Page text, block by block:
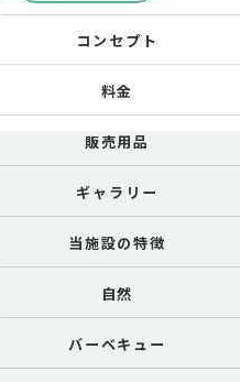
コンセプト
料金
販売用品
ギャラリー
当施設の特徴
自然
バーベキュー